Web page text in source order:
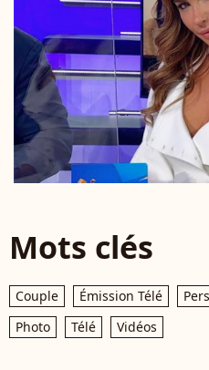
Mots clés
Couple Émission Télé
Photo
Télé Vidéos